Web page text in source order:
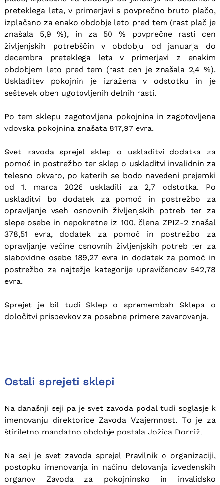
preteklega leta, v primerjavi s povprečno bruto plačo,
izplačano za enako obdobje leto pred tem (rast plač je
znašala 5,9 %), in za 50 % povprečne rasti cen
življenjskih potrebščin v obdobju od januarja do
decembra preteklega leta v primerjavi z enakim
obdobjem leto pred tem (rast cen je znašala 2,4 %).
Uskladitev pokojnin je izražena v odstotku in je
seštevek obeh ugotovljenih delnih rasti.
Po tem sklepu zagotovljena pokojnina in zagotovljena
vdovska pokojnina znašata 817,97 evra.
Svet zavoda sprejel sklep o uskladitvi dodatka za
pomoč in postrežbo ter sklep o uskladitvi invalidnin za
telesno okvaro, po katerih se bodo navedeni prejemki
od 1. marca 2026 uskladili za 2,7 odstotka. Po
uskladitvi bo dodatek za pomoč in postrežbo za
opravljanje vseh osnovnih življenjskih potreb ter za
slepe osebe in nepokretne iz 100. člena ZPIZ-2 znašal
378,51 evra, dodatek za pomoč in postrežbo za
opravljanje večine osnovnih življenjskih potreb ter za
slabovidne osebe 189,27 evra in dodatek za pomoč in
postrežbo za najtežje kategorije upravičencev 542,78
evra.
Sprejet je bil tudi Sklep o spremembah Sklepa o
določitvi prispevkov za posebne primere zavarovanja.
Ostali sprejeti sklepi
Na današnji seji pa je svet zavoda podal tudi soglasje k
imenovanju direktorice Zavoda Vzajemnost. To je za
štiriletno mandatno obdobje postala Jožica Dorniž.
Na seji je svet zavoda sprejel Pravilnik o organizaciji,
postopku imenovanja in načinu delovanja izvedenskih
organov Zavoda za pokojninsko in invalidsko